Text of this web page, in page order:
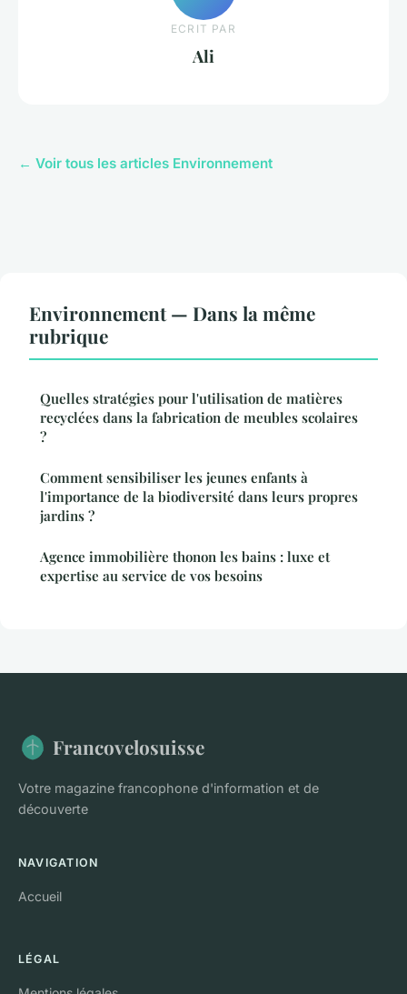
ECRIT PAR
Ali
← Voir tous les articles Environnement
Environnement — Dans la même
rubrique
Quelles stratégies pour l'utilisation de matières
recyclées dans la fabrication de meubles scolaires
?
Comment sensibiliser les jeunes enfants à
l'importance de la biodiversité dans leurs propres
jardins ?
Agence immobilière thonon les bains : luxe et
expertise au service de vos besoins
Francovelosuisse
Votre magazine francophone d'information et de
découverte
NAVIGATION
Accueil
LÉGAL